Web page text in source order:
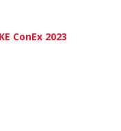
ConEx 2023